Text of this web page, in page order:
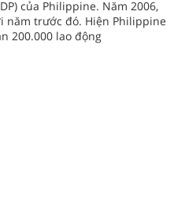
của Philippine. Năm 2006,
năm trước đó. Hiện Philippine
200.000 lao động